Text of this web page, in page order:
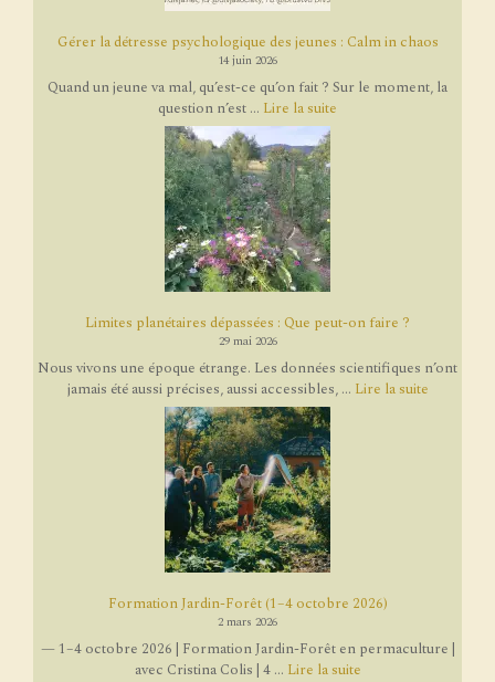
Gérer la détresse psychologique des jeunes : Calm in chaos
14 juin 2026
Quand un jeune va mal, qu’est-ce qu’on fait ? Sur le moment, la
question n’est ... Lire la suite
Limites planétaires dépassées : Que peut-on faire ?
29 mai 2026
Nous vivons une époque étrange. Les données scientifiques n’ont
jamais été aussi précises, aussi accessibles, ... Lire la suite
Formation Jardin-Forêt (1–4 octobre 2026)
2 mars 2026
— 1–4 octobre 2026 | Formation Jardin-Forêt en permaculture |
avec Cristina Colis | 4 ... Lire la suite